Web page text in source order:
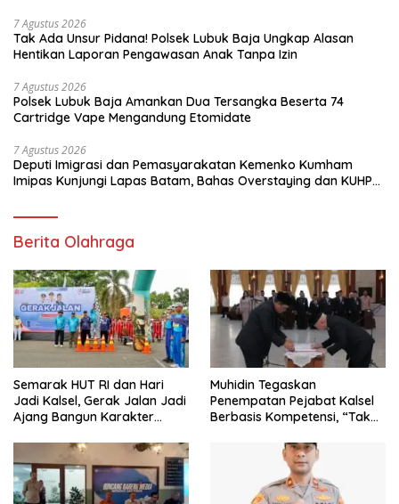
7 Agustus 2026
Tak Ada Unsur Pidana! Polsek Lubuk Baja Ungkap Alasan
Hentikan Laporan Pengawasan Anak Tanpa Izin
7 Agustus 2026
Polsek Lubuk Baja Amankan Dua Tersangka Beserta 74
Cartridge Vape Mengandung Etomidate
7 Agustus 2026
Deputi Imigrasi dan Pemasyarakatan Kemenko Kumham
Imipas Kunjungi Lapas Batam, Bahas Overstaying dan KUHP
Berita Olahraga
Semarak HUT RI dan Hari
Jadi Kalsel, Gerak Jalan Jadi
Ajang Bangun Karakter
Muhidin Tegaskan
Penempatan Pejabat Kalsel
Berbasis Kompetensi, “Tak